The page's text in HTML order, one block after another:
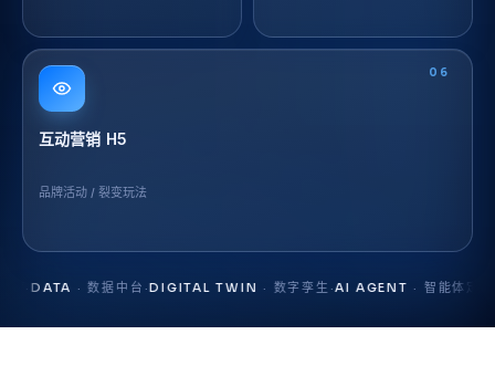
06
互动营销 H5
品牌活动 / 裂变玩法
· 数据中台·DIGITAL TWIN · 数字孪生·AI AGENT· 智能体定制·RAG